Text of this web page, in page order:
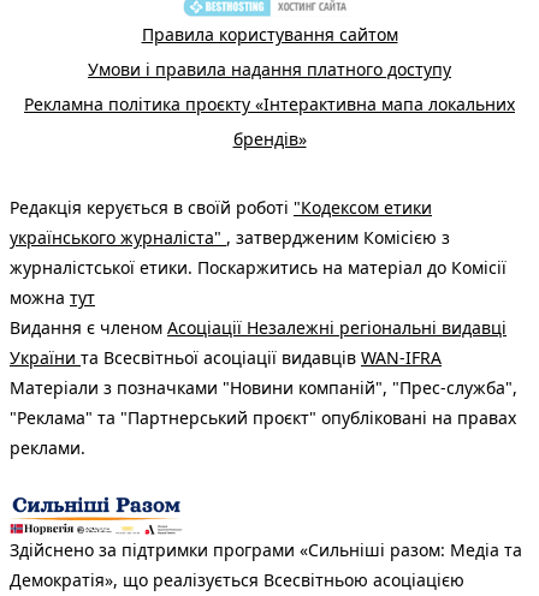
Правила користування сайтом
Умови і правила надання платного доступу
Рекламна політика проєкту «Інтерактивна мапа локальних
брендів»
Редакція керується в своїй роботі "Кодексом етики
українського журналіста" , затвердженим Комісією з
журналістської етики. Поскаржитись на матеріал до Комісії
можна тут
Видання є членом Асоціації Незалежні регіональні видавці
України та Всесвітньої асоціації видавців WAN-IFRA
Матеріали з позначками "Новини компаній", "Прес-служба",
"Реклама" та "Партнерський проєкт" опубліковані на правах
реклами.
Здійснено за підтримки програми «Сильніші разом: Медіа та
Демократія», що реалізується Всесвітньою асоціацією